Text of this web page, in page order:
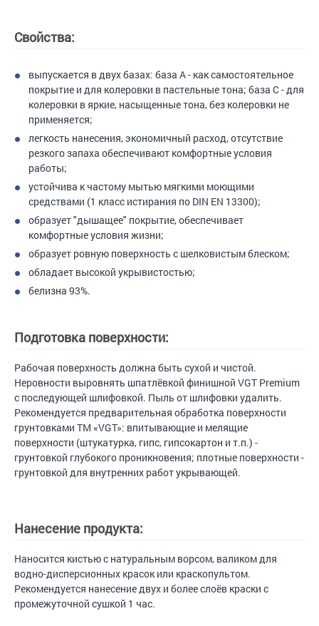
Свойства:
выпускается в двух базах: база А - как самостоятельное
покрытие и для колеровки в пастельные тона; база С - для
колеровки в яркие, насыщенные тона, без колеровки не
применяется;
легкость нанесения, экономичный расход, отсутствие
резкого запаха обеспечивают комфортные условия
работы;
устойчива к частому мытью мягкими моющими
средствами (1 класс истирания по DIN EN 13300);
образует "дышащее" покрытие, обеспечивает
комфортные условия жизни;
образует ровную поверхность с шелковистым блеском;
обладает высокой укрывистостью;
белизна 93%.
Подготовка поверхности:
Рабочая поверхность должна быть сухой и чистой.
Неровности выровнять шпатлёвкой финишной VGT Premium
с последующей шлифовкой. Пыль от шлифовки удалить.
Рекомендуется предварительная обработка поверхности
грунтовками ТМ «VGT»: впитывающие и мелящие
поверхности (штукатурка, гипс, гипсокартон и т.п.) -
грунтовкой глубокого проникновения; плотные поверхности -
грунтовкой для внутренних работ укрывающей.
Нанесение продукта:
Наносится кистью с натуральным ворсом, валиком для
водно-дисперсионных красок или краскопультом.
Рекомендуется нанесение двух и более слоёв краски с
промежуточной сушкой 1 час.